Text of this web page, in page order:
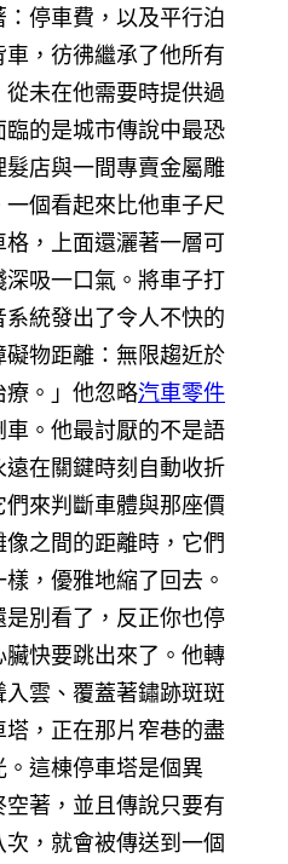
停車費，以及平行泊
，彷彿繼承了他所有
從未在他需要時提供過
的是城市傳說中最恐
店與一間專賣金屬雕
個看起來比他車子尺
，上面還灑著一層可
吸一口氣。將車子打
統發出了令人不快的
物距離：無限趨近於
療。」他忽略汽車零件
。他最討厭的不是語
在關鍵時刻自動收折
來判斷車體與那座價
之間的距離時，它們
，優雅地縮了回去。
別看了，反正你也停
快要跳出來了。他轉
雲、覆蓋著鏽跡斑斑
，正在那片窄巷的盡
這棟停車塔是個異
著，並且傳說只要有
，就會被傳送到一個